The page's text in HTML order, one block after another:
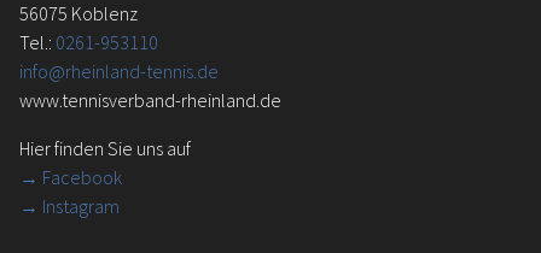
56075 Koblenz
Tel.: 0261-953110
info@rheinland-tennis.de
www.tennisverband-rheinland.de
Hier finden Sie uns auf
→ Facebook
→ Instagram